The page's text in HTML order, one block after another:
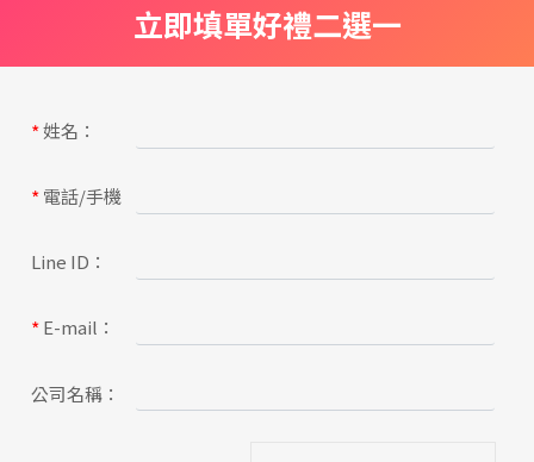
行銷專欄
立即填單好禮二選一
*姓名：
*電話/手機
Line ID：
*E-mail：
公司名稱：